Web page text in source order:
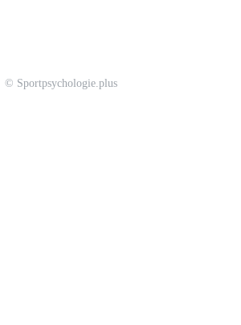
© Sportpsychologie.plus